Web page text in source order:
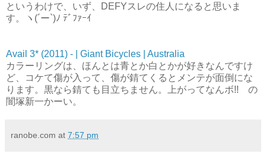
というわけで、いず、DEFYスレの住人になると思いま
す。ヽ(´ー`)ﾉ ﾃﾞﾌｧｰｲ
Avail 3* (2011) - | Giant Bicycles | Australia
カラーリングは、ほんとは青とか白とかが好きなんですけ
ど、コケて傷が入って、傷が錆てくるとメンテが面倒にな
ります。黒なら錆ても目立ちません。上がってなんボ!! の
闇塚新一かーい。
ranobe.com at 7:57 pm